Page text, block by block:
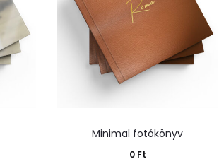
Minimal fotókönyv
0 Ft